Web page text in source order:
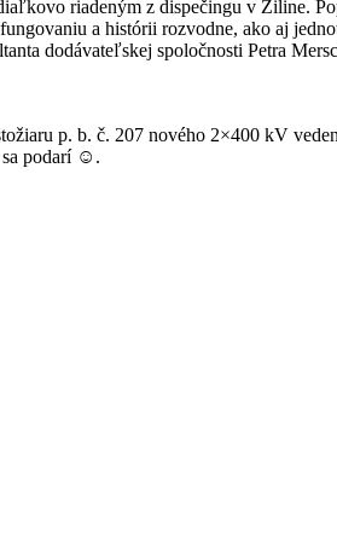
riadeným z dispečingu v Žiline.
a histórii rozvodne, ako aj
dodávateľskej spoločnosti Petra
p. b. č. 207 nového 2×400 kV
sa podarí ☺️.